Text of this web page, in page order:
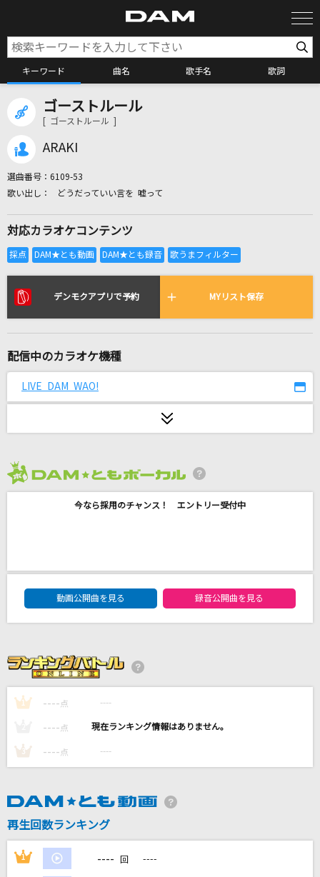
キーワード 曲名 歌手名 歌詞
カラオケ検索
全国りれき
リアルタイムで歌われている曲の一覧
晩餐歌
アイドルパワー
Official髭男dism
Rusty Nail(ビデオクリップバージョン)
市川由紀乃
[生音]Crazy For You [クレイジー・フォー・ユ
絶対アイドル辞めないで
＝LOVE
ゴーストルール
[ ゴーストルール ]
ARAKI
選曲番号： 6109-53
どうだっていい言を 嘘って
対応カラオケコンテンツ
デンモクアプリで予約 MYリスト保存
配信中のカラオケ機種
LIVE DAM WAO!
今なら採用のチャンス！ エントリー受付中
DAM★ともボーカルエントリーランキング
動画公開曲を見る
録音公開曲を見る
1 ---- 点 ----
---- 点 ----
3 ---- 点 ----
再生回数ランキング
1 ---- 回 ----